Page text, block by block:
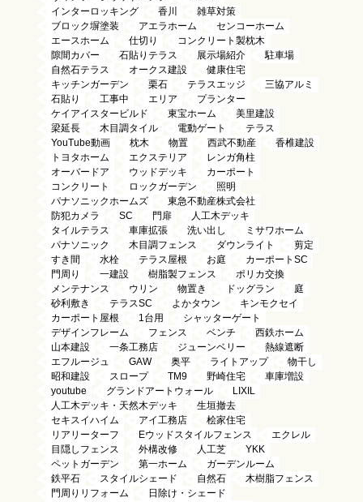
インターロッキング
香川
雑草対策
ブロック塀塗装
アエラホーム
センコーホーム
エースホーム
仕切り
コンクリート製枕木
隙間カバー
石貼りテラス 展示場紹介
駐車場
自然石テラス
オークス建設
健康住宅
キッチンガーデン
栗石 テラスエッジ
三協アルミ
石貼り
工事中 エリア
プランター
ケイアイスタービルド
東宝ホーム
美里建設
梁延長
木目調タイル 電動ゲート
テラス
YouTube動画
枕木 物置 西武不動産
香椎建設
トヨタホーム
エクステリア
レンガ角柱
オーバードア
ウッドデッキ
カーポート
コンクリート
ロックガーデン
照明
パナソニックホームズ
東急不動産株式会社
防犯カメラ
SC 門扉
人工木デッキ
タイルテラス
車庫拡張 洗い出し
ミサワホーム
パナソニック
木目調フェンス ダウンライト
剪定
すき間
水栓 テラス屋根 お庭
カーポートSC
門周り
一建設 樹脂製フェンス
ポリカ交換
メンテナンス
ウリン 物置き ドッグラン
庭
砂利敷き
テラスSC よかタウン
キンモクセイ
カーポート屋根
1台用
シャッターゲート
デザインフレーム
フェンス ベンチ
西鉄ホーム
山本建設
一条工務店 ジューンベリー
熱線遮断
エフルージュ
GAW 奥平 ライトアップ
物干し
昭和建設
スロープ TM9 野崎住宅
車庫増設
youtube
グランドアートウォール
LIXIL
人工木デッキ・天然木デッキ
生垣撤去
セキスイハイム
アイ工務店
桧家住宅
リアリーターフ
Eウッドスタイルフェンス
エクレル
目隠しフェンス
外構改修 人工芝
YKK
ペットガーデン
第一ホーム
ガーデンルーム
鉄平石
スタイルシェード 自然石
木樹脂フェンス
門周りリフォーム
日除け・シェード